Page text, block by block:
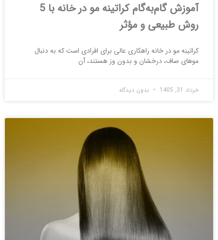
آموزش گام‌به‌گام کراتینه مو در خانه با 5
روش طبیعی و مؤثر
کراتینه مو در خانه راهکاری عالی برای افرادی است که به دنبال
موهای صاف، درخشان و بدون وز هستند، آن
خرداد 31, 1405 بدون دیدگاه